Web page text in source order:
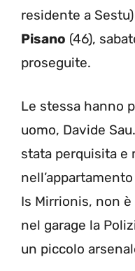
residente a
Pisano (46),
proseguite.
Le stessa hanno
uomo, Davide
stata perquisita e
Is Mirrionis, non
nel garage la
un piccolo